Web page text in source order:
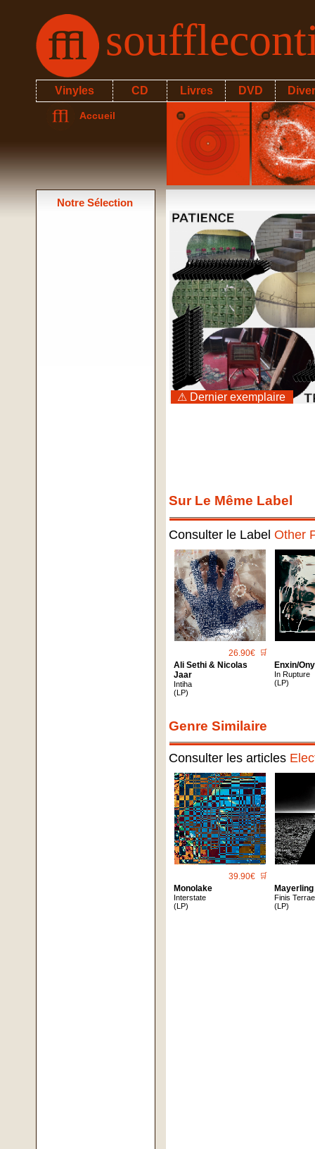
Vinyles CD Livres DVD
Accueil
Notre Sélection
⚠ Dernier exemplaire
Sur Le Même Label
Consulter le LabelOther
26.90€ 🛒
Ali Sethi & Nicolas
Jaar
Intiha
(LP)
Enxin/
In Rupture
(LP)
Genre Similaire
Consulter les articles
39.90€ 🛒
Monolake
Interstate
(LP)
Mayerling
Finis Terrae
(LP)